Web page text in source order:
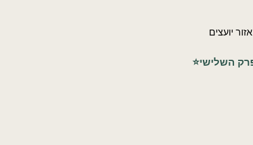
אזור יועצים